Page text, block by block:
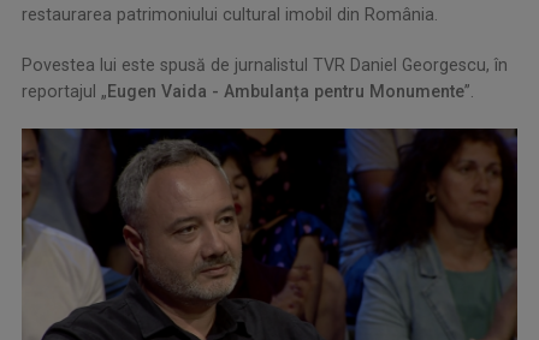
restaurarea patrimoniului cultural imobil din România.
Povestea lui este spusă de jurnalistul TVR​ Daniel Georgescu, în
reportajul „ Eugen Vaida - Ambulanța pentru Monumente”.